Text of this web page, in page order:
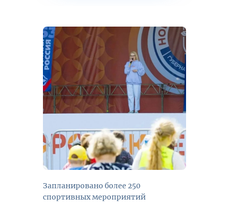
Запланировано более 250
спортивных мероприятий